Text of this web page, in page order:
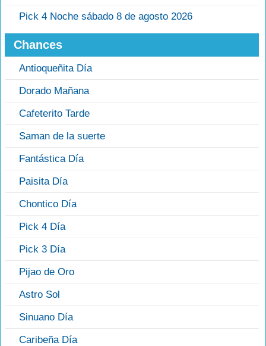
Pick 4 Noche sábado 8 de agosto 2026
Chances
Antioqueñita Día
Dorado Mañana
Cafeterito Tarde
Saman de la suerte
Fantástica Día
Paisita Día
Chontico Día
Pick 4 Día
Pick 3 Día
Pijao de Oro
Astro Sol
Sinuano Día
Caribeña Día